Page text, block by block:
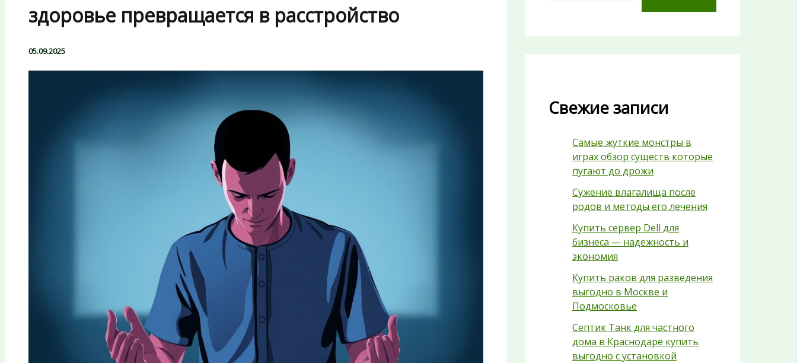
здоровье превращается в расстройство
05.09.2025
Свежие записи
Самые жуткие монстры в
играх обзор существ которые
пугают до дрожи
Сужение влагалища после
родов и методы его лечения
Купить сервер Dell для
бизнеса — надежность и
экономия
Купить раков для разведения
выгодно в Москве и
Подмосковье
Септик Танк для частного
дома в Краснодаре купить
выгодно с установкой